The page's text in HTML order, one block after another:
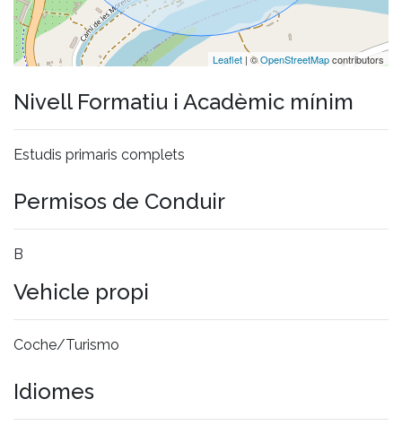
Leaflet | ©OpenStreetMapcontributors
Nivell Formatiu i Acadèmic mínim
Estudis primaris complets
Permisos de Conduir
B
Vehicle propi
Coche/Turismo
Idiomes